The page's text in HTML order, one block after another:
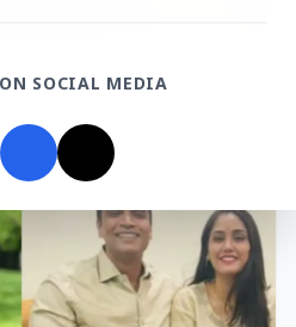
SOCIAL MEDIA